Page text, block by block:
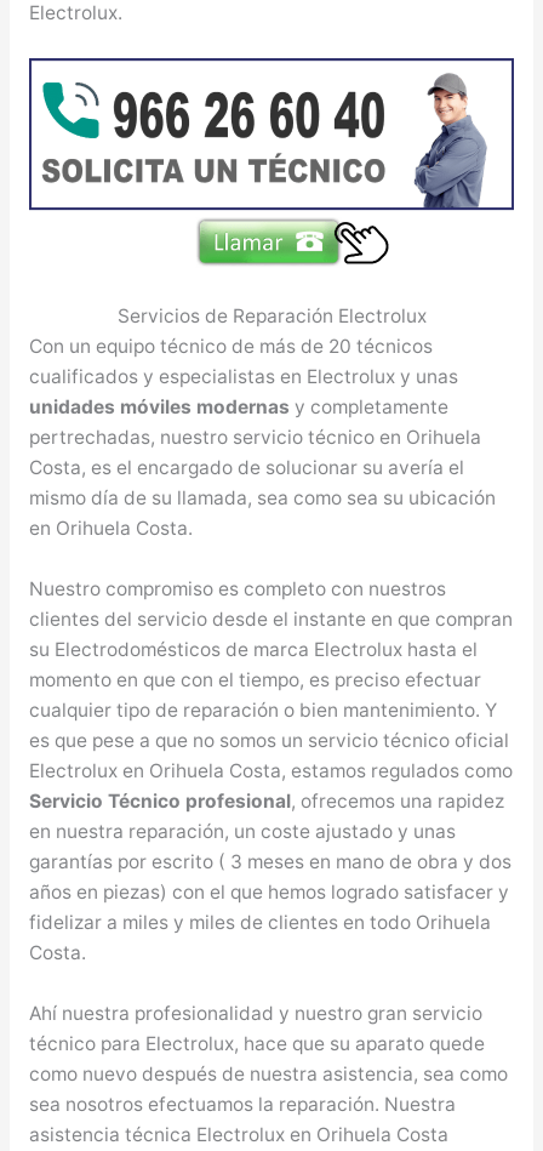
Electrolux.
Servicios de Reparación Electrolux
Con un equipo técnico de más de 20 técnicos
cualificados y especialistas en Electrolux y unas
unidades móviles modernas y completamente
pertrechadas, nuestro servicio técnico en Orihuela
Costa, es el encargado de solucionar su avería el
mismo día de su llamada, sea como sea su ubicación
en Orihuela Costa.
Nuestro compromiso es completo con nuestros
clientes del servicio desde el instante en que compran
su Electrodomésticos de marca Electrolux hasta el
momento en que con el tiempo, es preciso efectuar
cualquier tipo de reparación o bien mantenimiento. Y
es que pese a que no somos un servicio técnico oficial
Electrolux en Orihuela Costa, estamos regulados como
Servicio Técnico profesional, ofrecemos una rapidez
en nuestra reparación, un coste ajustado y unas
garantías por escrito ( 3 meses en mano de obra y dos
años en piezas) con el que hemos logrado satisfacer y
fidelizar a miles y miles de clientes en todo Orihuela
Costa.
Ahí nuestra profesionalidad y nuestro gran servicio
técnico para Electrolux, hace que su aparato quede
como nuevo después de nuestra asistencia, sea como
sea nosotros efectuamos la reparación. Nuestra
asistencia técnica Electrolux en Orihuela Costa